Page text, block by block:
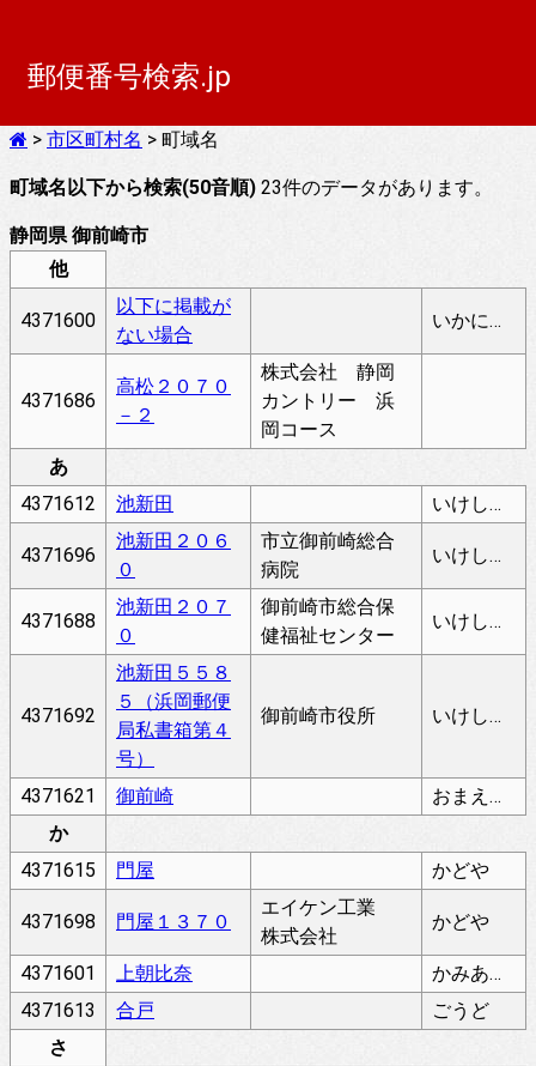
郵便番号検索.jp
> 市区町村名 > 町域名
町域名以下から検索(50音順) 23件のデータがあります。
静岡県 御前崎市
他
4371600
以下に掲載が
ない場合
いかにけいさいがないばあい
4371686
高松２０７０
－２
株式会社 静岡
カントリー 浜
岡コース
あ
4371612
池新田 いけしんでん
4371696
池新田２０６
０
市立御前崎総合
病院
いけしんでん
4371688
池新田２０７
０
御前崎市総合保
健福祉センター
いけしんでん
4371692
池新田５５８
５（浜岡郵便
局私書箱第４
号）
御前崎市役所 いけしんでん
4371621 御前崎
おまえざき
か
4371615
門屋 かどや
4371698 門屋１３７０
エイケン工業
株式会社
かどや
4371601 上朝比奈
かみあさひな
4371613
合戸
ごうど
さ